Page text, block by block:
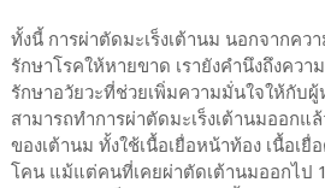
ทั้งนี้ การผ่าตัดมะเร็งเต้านม นอกจากคว
รักษาโรคให้หายขาด เรายังคำนึงถึงควา
รักษาอวัยวะที่ช่วยเพิ่มความมั่นใจให้กับ
สามารถทำการผ่าตัดมะเร็งเต้านมออกแ
ของเต้านม ทั้งใช้เนื้อเยื่อหน้าท้อง เนื้อเ
โคน แม้แต่คนที่เคยผ่าตัดเต้านมออกไป